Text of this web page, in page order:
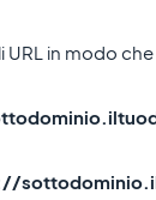
URL in modo